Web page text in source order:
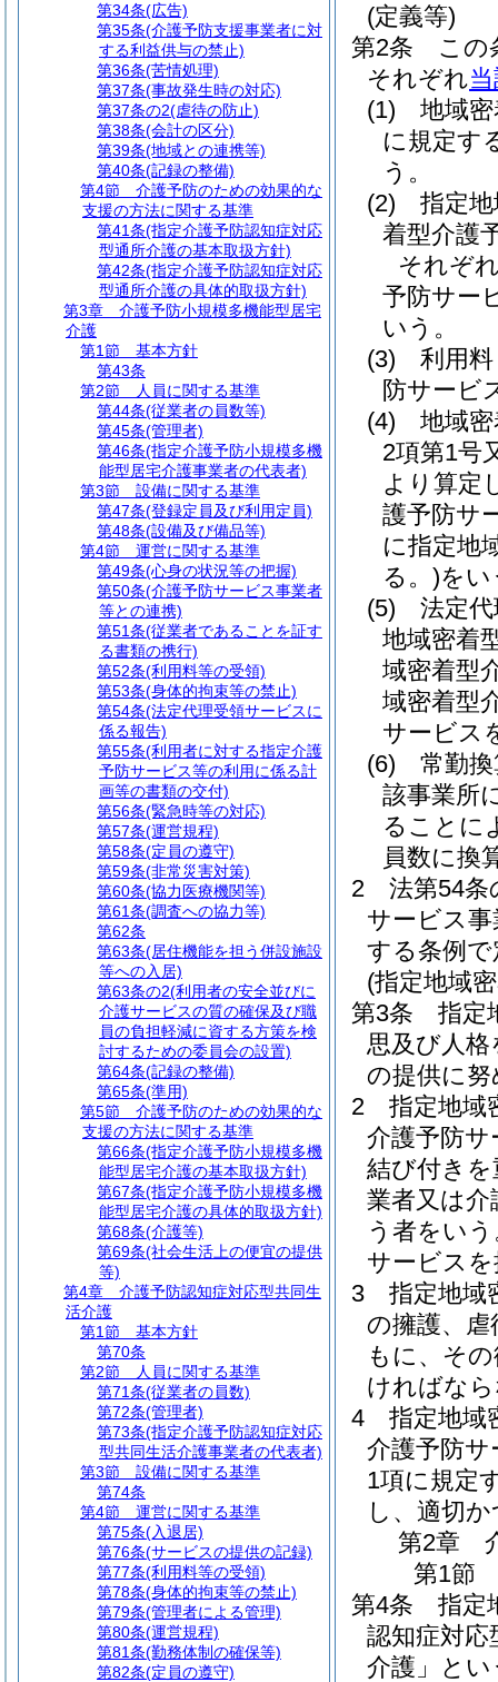
(定義等)
第2条
この
それぞれ
(1)
地域
に規定す
う。
(2)
指定
着型介護
それぞ
予防サー
いう。
(3)
利用
防サービ
(4)
地域
2項第1号
より算定
護予防サ
に指定地
る。)をい
(5)
法定
地域密着
域密着型
域密着型
サービス
(6)
常勤
該事業所
ることに
員数に換
2
法第54条
サービス
する条例
(指定地域
第3条
指定
思及び人
の提供に
2
指定地域
介護予防
結び付き
業者又は
う者をい
サービス
3
指定地域
の擁護、
もに、そ
ければな
4
指定地域
介護予防
1項に規定
し、適切
第2章
第1節
第4条
指定
認知症対応
介護」とい
第34条(広告)
第35条(介護予防支援事業者に対
する利益供与の禁止)
第36条(苦情処理)
第37条(事故発生時の対応)
第37条の2(虐待の防止)
第38条(会計の区分)
第39条(地域との連携等)
第40条(記録の整備)
第4節
介護予防のための効果的な
支援の方法に関する基準
第41条(指定介護予防認知症対応
型通所介護の基本取扱方針)
第42条(指定介護予防認知症対応
型通所介護の具体的取扱方針)
第3章
介護予防小規模多機能型居宅
介護
第1節
基本方針
第43条
第2節
人員に関する基準
第44条(従業者の員数等)
第45条(管理者)
第46条(指定介護予防小規模多機
能型居宅介護事業者の代表者)
第3節
設備に関する基準
第47条(登録定員及び利用定員)
第48条(設備及び備品等)
第4節
運営に関する基準
第49条(心身の状況等の把握)
第50条(介護予防サービス事業者
等との連携)
第51条(従業者であることを証す
る書類の携行)
第52条(利用料等の受領)
第53条(身体的拘束等の禁止)
第54条(法定代理受領サービスに
係る報告)
第55条(利用者に対する指定介護
予防サービス等の利用に係る計
画等の書類の交付)
第56条(緊急時等の対応)
第57条(運営規程)
第58条(定員の遵守)
第59条(非常災害対策)
第60条(協力医療機関等)
第61条(調査への協力等)
第62条
第63条(居住機能を担う併設施設
等への入居)
第63条の2(利用者の安全並びに
介護サービスの質の確保及び職
員の負担軽減に資する方策を検
討するための委員会の設置)
第64条(記録の整備)
第65条(準用)
第5節
介護予防のための効果的な
支援の方法に関する基準
第66条(指定介護予防小規模多機
能型居宅介護の基本取扱方針)
第67条(指定介護予防小規模多機
能型居宅介護の具体的取扱方針)
第68条(介護等)
第69条(社会生活上の便宜の提供
等)
第4章
介護予防認知症対応型共同生
活介護
第1節
基本方針
第70条
第2節
人員に関する基準
第71条(従業者の員数)
第72条(管理者)
第73条(指定介護予防認知症対応
型共同生活介護事業者の代表者)
第3節
設備に関する基準
第74条
第4節
運営に関する基準
第75条(入退居)
第76条(サービスの提供の記録)
第77条(利用料等の受領)
第78条(身体的拘束等の禁止)
第79条(管理者による管理)
第80条(運営規程)
第81条(勤務体制の確保等)
第82条(定員の遵守)